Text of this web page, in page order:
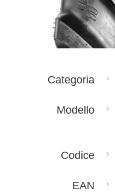
Categoria
Modello
Codice
EAN